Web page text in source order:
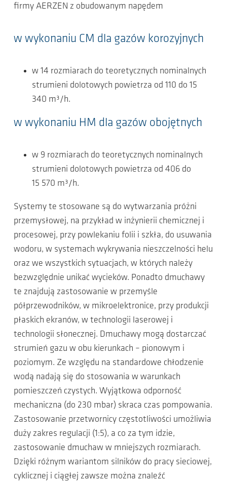
firmy AERZEN z obudowanym napędem
w wykonaniu CM dla gazów korozyjnych
w 14 rozmiarach do teoretycznych nominalnych
strumieni dolotowych powietrza od 110 do 15
340 m³/h.
w wykonaniu HM dla gazów obojętnych
w 9 rozmiarach do teoretycznych nominalnych
strumieni dolotowych powietrza od 406 do
15 570 m³/h.
Systemy te stosowane są do wytwarzania próżni
przemysłowej, na przykład w inżynierii chemicznej i
procesowej, przy powlekaniu folii i szkła, do usuwania
wodoru, w systemach wykrywania nieszczelności helu
oraz we wszystkich sytuacjach, w których należy
bezwzględnie unikać wycieków. Ponadto dmuchawy
te znajdują zastosowanie w przemyśle
półprzewodników, w mikroelektronice, przy produkcji
płaskich ekranów, w technologii laserowej i
technologii słonecznej. Dmuchawy mogą dostarczać
strumień gazu w obu kierunkach – pionowym i
poziomym. Ze względu na standardowe chłodzenie
wodą nadają się do stosowania w warunkach
pomieszczeń czystych. Wyjątkowa odporność
mechaniczna (do 230 mbar) skraca czas pompowania.
Zastosowanie przetwornicy częstotliwości umożliwia
duży zakres regulacji (1:5), a co za tym idzie,
zastosowanie dmuchaw w mniejszych rozmiarach.
Dzięki różnym wariantom silników do pracy sieciowej,
cyklicznej i ciągłej zawsze można znaleźć